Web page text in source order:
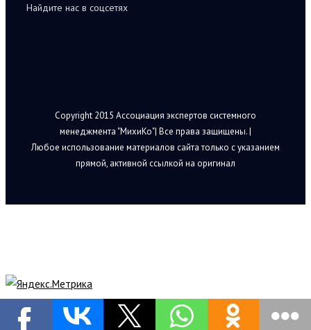
Найдите нас в соцсетях
Copyright 2015 Ассоциация экспертов системного
менеджмента "МихиКо"| Все права защищены. |
Любое использование материалов сайта только с указанием
прямой, активной ссылкой на оригинал